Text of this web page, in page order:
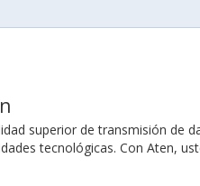
superior de transmisión de
tecnológicas. Con Aten,